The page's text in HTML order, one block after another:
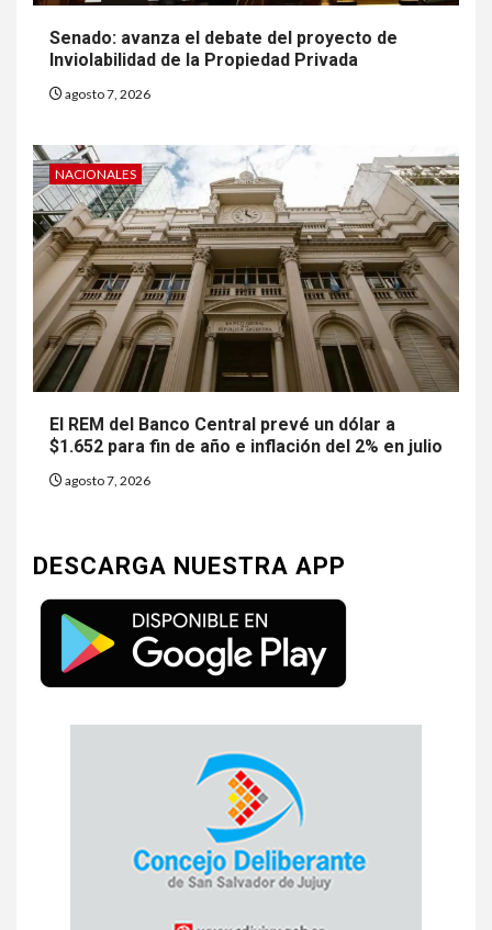
Senado: avanza el debate del proyecto de
Inviolabilidad de la Propiedad Privada
agosto 7, 2026
NACIONALES
El REM del Banco Central prevé un dólar a
$1.652 para fin de año e inflación del 2% en julio
agosto 7, 2026
DESCARGA NUESTRA APP